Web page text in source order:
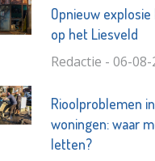
Opnieuw
op het Liesveld
Redactie - 06-08-
Rioolproblemen
woningen: waar
letten?